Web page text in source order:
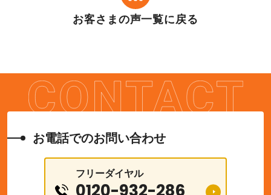
お客さまの声一覧に戻る
お電話でのお問い合わせ
フリーダイヤル